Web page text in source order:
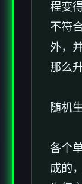
程变
不符
外，
那么
随机
各个
成的